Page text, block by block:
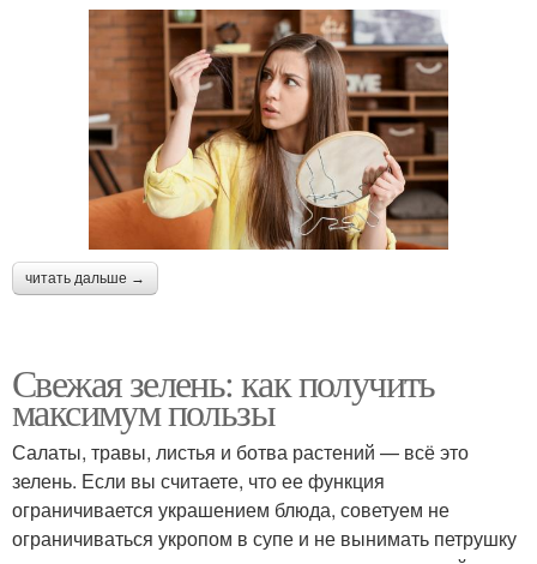
читать дальше →
Свежая зелень: как получить
максимум пользы
Салаты, травы, листья и ботва растений — всё это
зелень. Если вы считаете, что ее функция
ограничивается украшением блюда, советуем не
ограничиваться укропом в супе и не вынимать петрушку